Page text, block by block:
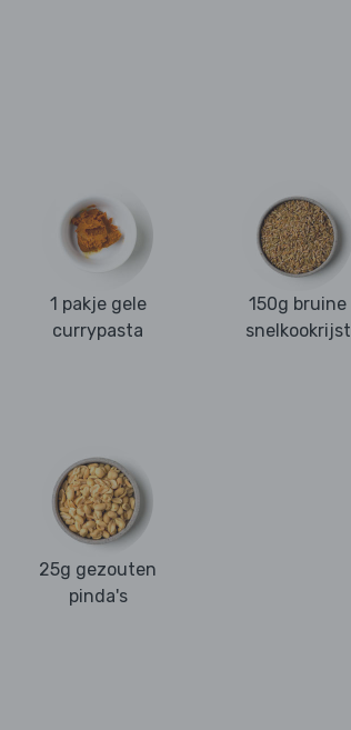
1 pakje gele
currypasta
150g bruine
snelkookrijst
25g gezouten
pinda's